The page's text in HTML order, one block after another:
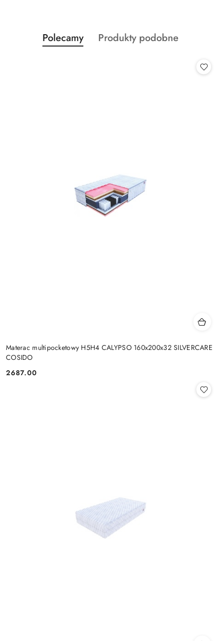
Pomiń karuzelę produktów
Produkty
o
Polecamy
Produkty
Produkty podobne
Materac multipocketowy H5H4 CALYPSO 160x200x32 SILVERCARE
COSIDO
Cena:
2687.00